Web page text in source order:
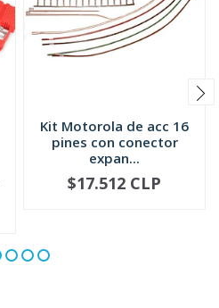
Kit Motorola de acc 16
pines con conector
expan...
+
$17.512 CLP